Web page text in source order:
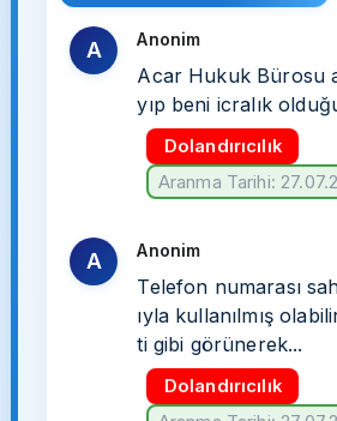
A Anonim
Acar Hukuk Bürosu
yıp beni icralık
Dolandırıcılık
Aranma Tarihi:
A Anonim
Telefon numarası
ıyla kullanılmış
ti gibi görünerek...
Dolandırıcılık